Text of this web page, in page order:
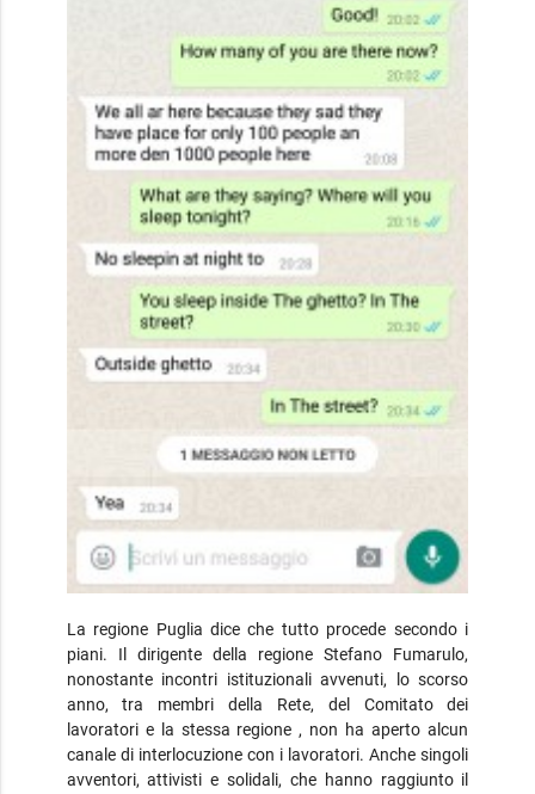
La regione Puglia dice che tutto procede secondo i
piani. Il dirigente della regione Stefano Fumarulo,
nonostante incontri istituzionali avvenuti, lo scorso
anno, tra membri della Rete, del Comitato dei
lavoratori e la stessa regione , non ha aperto alcun
canale di interlocuzione con i lavoratori. Anche singoli
avventori, attivisti e solidali, che hanno raggiunto il